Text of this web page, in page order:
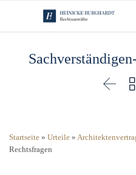

Startseite » Urteile »
Rechtsfragen